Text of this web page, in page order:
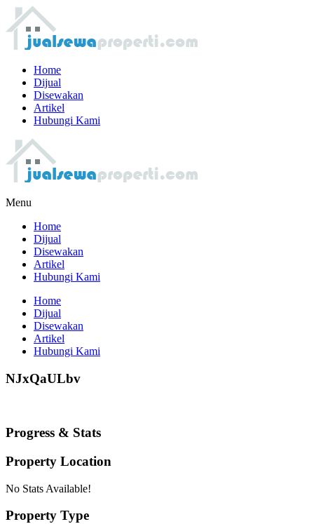
Home
Dijual
Disewakan
Artikel
Hubungi Kami
Menu
Home
Dijual
Disewakan
Artikel
Hubungi Kami
Home
Dijual
Disewakan
Artikel
Hubungi Kami
NJxQaULbv
Progress & Stats
Property Location
No Stats Available!
Property Type